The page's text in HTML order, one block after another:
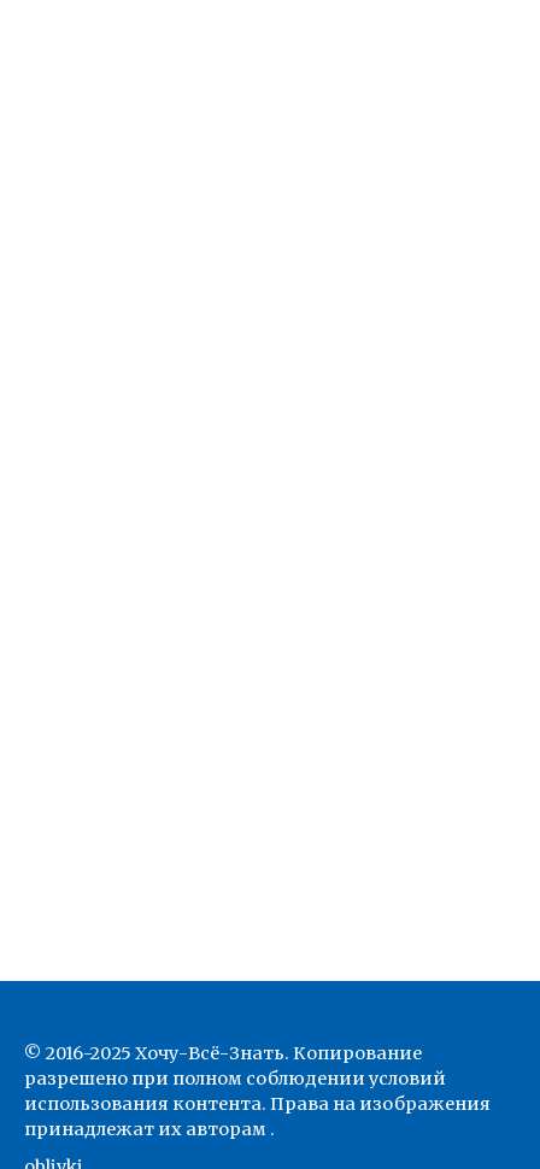
© 2016-2025 Хочу-Всё-Знать. Копирование
разрешено при полном соблюдении условий
использования контента. Права на изображения
принадлежат их авторам .